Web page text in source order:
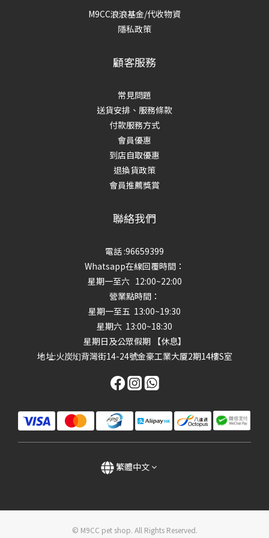
M9CC浪浪基金/代收物資
隱私政策
顧客服務
常見問題
送貨安排、服務條款
付款服務方式
會員優惠
到店自取優惠
退換貨政策
會員推薦獎賞
聯絡我們
電話 :96659399
Whatsapp在線回覆時間：
星期一至六 12:00~22:00
營業點時間：
星期一至五 13:00~19:30
星期六 13:00~18:30
星期日及公眾假期 【休息】
地址:火炭㘭背灣街14-24號金豪工業大厦2期14樓S室
繁體中文
© M9CC pet shop. All Rights Reserved.